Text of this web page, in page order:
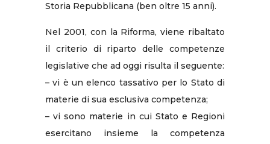
Storia Repubblicana (ben oltre 15 anni).
Nel 2001, con la Riforma, viene ribaltato
il criterio di riparto delle competenze
legislative che ad oggi risulta il seguente:
– vi è un elenco tassativo per lo Stato di
materie di sua esclusiva competenza;
– vi sono materie in cui Stato e Regioni
esercitano insieme la competenza